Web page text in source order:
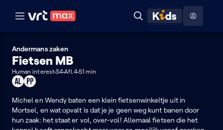
Naar hoofdinhoud Naar audiodescriptie Naar help
Zoeken
ontdekken
Andermans zaken
Fietsen MB
Human interestS4Afl.4 51 min
Geschikt
alle
leeftijden
Product
Michel en Wendy baten een klein fietsenwinkeltje uit in
Mortsel, en wat opvalt is dat je je geen weg kunt banen door
hun zaak: het staat er vol, over-vol! Allemaal fietsen die het